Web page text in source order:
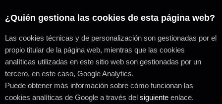
¿Quién gestiona las cookies de esta página web?
Las cookies técnicas y de personalización son gestionadas por el
propio titular de la página web, mientras que las cookies
analíticas utilizadas en este sitio web son gestionadas por un
tercero, en este caso, Google Analytics.
Puede obtener más información sobre cómo funcionan las
cookies analíticas de Google a través del siguiente enlace.